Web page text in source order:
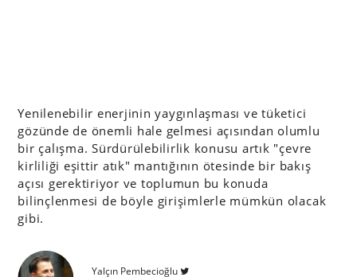
Yenilenebilir enerjinin yaygınlaşması ve tüketici
gözünde de önemli hale gelmesi açısından olumlu
bir çalışma. Sürdürülebilirlik konusu artık "çevre
kirliliği eşittir atık" mantığının ötesinde bir bakış
açısı gerektiriyor ve toplumun bu konuda
bilinçlenmesi de böyle girişimlerle mümkün olacak
gibi.
Yalçın Pembecioğlu